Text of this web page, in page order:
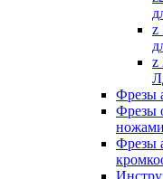
z
z
Фрезы
Фрезы
ножами
Фрезы